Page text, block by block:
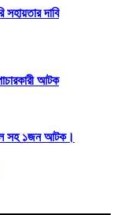
সহায়তার দাবি
আটক
সহ ১জন আটক।